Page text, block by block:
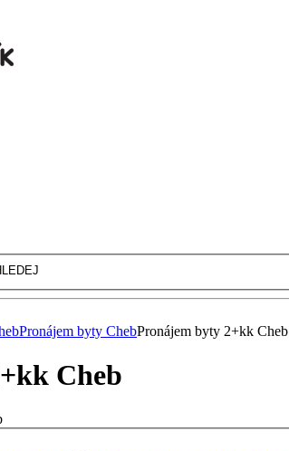
Pronájem byty ChebPronájem byty 2+kk Cheb
Cheb